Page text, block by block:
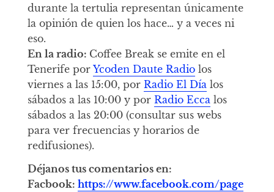
durante la tertulia representan únicamente
la opinión de quien los hace… y a veces ni
eso.
En la radio: Coffee Break se emite en el
Tenerife por Ycoden Daute Radiolos
viernes a las 15:00, por Radio El Díalos
sábados a las 10:00 y por Radio Eccalos
sábados a las 20:00 (consultar sus webs
para ver frecuencias y horarios de
redifusiones).
Déjanos tus comentarios en:
Facbook: https://www.facebook.com/page